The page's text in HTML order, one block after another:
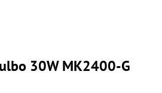
30W MK2400-G